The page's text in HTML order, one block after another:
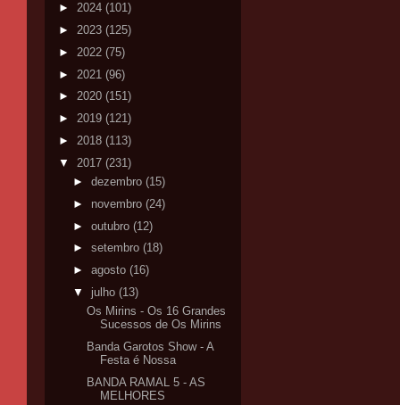
► 2024 (101)
► 2023 (125)
► 2022 (75)
► 2021 (96)
► 2020 (151)
► 2019 (121)
► 2018 (113)
▼ 2017 (231)
► dezembro (15)
► novembro (24)
► outubro (12)
► setembro (18)
► agosto (16)
▼ julho (13)
Os Mirins - Os 16 Grandes
Sucessos de Os Mirins
Banda Garotos Show - A
Festa é Nossa
BANDA RAMAL 5 - AS
MELHORES